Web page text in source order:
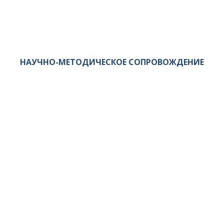
НАУЧНО-МЕТОДИЧЕСКОЕ СОПРОВОЖДЕНИЕ